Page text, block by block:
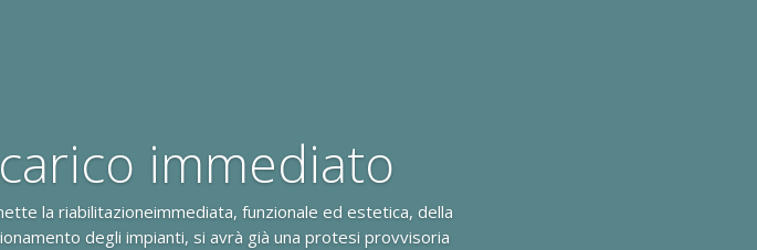
immediato
la riabilitazioneimmediata, funzionale ed estetica, della
degli impianti, si avrà già una protesi provvisoria